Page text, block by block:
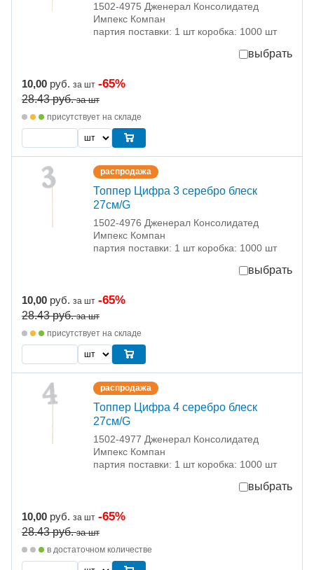
1502-4975 Дженерал Консолидатед
Импекс Компан
партия поставки: 1 шт коробка: 1000 шт
выбрать
10,00 руб. за шт -65%
28.43руб. за шт
присутствует на складе
распродажа
Топпер Цифра 3 серебро блеск
27см/G
1502-4976 Дженерал Консолидатед
Импекс Компан
партия поставки: 1 шт коробка: 1000 шт
выбрать
10,00 руб. за шт -65%
28.43руб. за шт
присутствует на складе
распродажа
Топпер Цифра 4 серебро блеск
27см/G
1502-4977 Дженерал Консолидатед
Импекс Компан
партия поставки: 1 шт коробка: 1000 шт
выбрать
10,00 руб. за шт -65%
28.43руб. за шт
в достаточном количестве